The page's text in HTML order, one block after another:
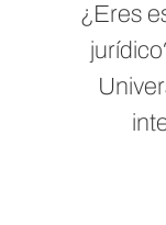
¿Eres